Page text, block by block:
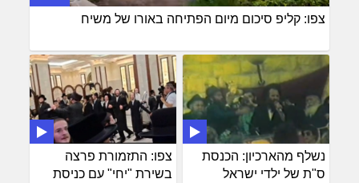
צפו: קליפ סיכום מיום הפתיחה באורו של משיח
צפו: התזמורת פרצה
בשירת "יחי" עם כניסת
נשלף מהארכיון: הכנסת
ס"ת של ילדי ישראל